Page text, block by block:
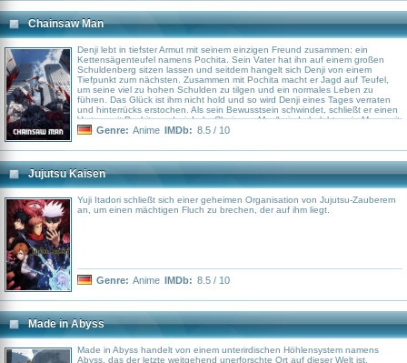
Chainsaw Man
Denji lebt in tiefster Armut mit seinem einzigen Freund zusammen: ein
Kettensägenteufel namens Pochita. Sein Vater hat ihn auf einem großen
Schuldenberg sitzen lassen und seitdem hangelt sich Denji von einem
Tiefpunkt zum nächsten. Zusammen mit Pochita macht er Jagd auf Teufel,
um seine viel zu hohen Schulden zu tilgen und ein normales Leben zu
führen. Das Glück ist ihm nicht hold und so wird Denji eines Tages verraten
und hinterrücks erstochen. Als sein Bewusstsein schwindet, schließt er einen
Vertrag mit Pochita und wird als „Chainsaw Man“ wiederbelebt – ein Mann mit
dem Herzen eines Teufels.
Genre: Anime IMDb: 8.5 / 10
Jujutsu Kaisen
Yuji Itadori schließt sich einer geheimen Organisation von Jujutsu-Zauberern
an, um einen mächtigen Fluch zu brechen, der auf ihm liegt.
Genre: Anime IMDb: 8.5 / 10
Made in Abyss
Made in Abyss handelt von einem unterirdischen Höhlensystem namens
Abyss, das der letzte weitgehend unerforschte Ort auf dieser Welt ist.